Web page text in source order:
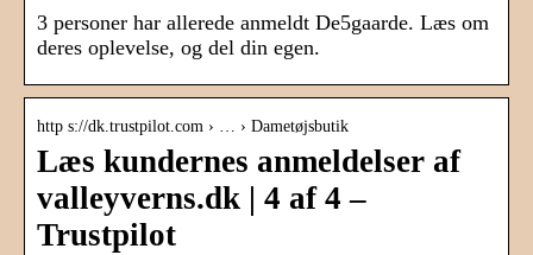
3 personer har allerede anmeldt De5gaarde. Læs om
deres oplevelse, og del din egen.
http s://dk.trustpilot.com › … › Dametøjsbutik
Læs kundernes anmeldelser af
valleyverns.dk | 4 af 4 –
Trustpilot